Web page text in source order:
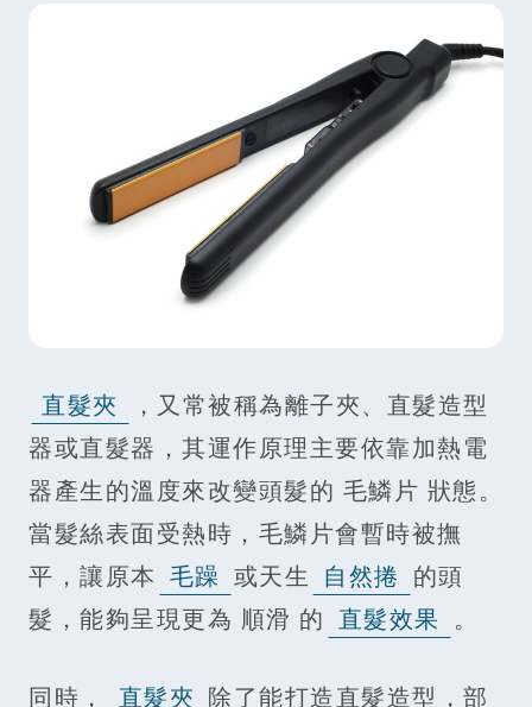
直髮夾
，又常被稱為離子夾、直髮造型
器或直髮器，其運作原理主要依靠加熱電
器產生的溫度來改變頭髮的 毛鱗片 狀態。
當髮絲表面受熱時，毛鱗片會暫時被撫
平，讓原本 毛躁 或天生 自然捲 的頭
髮，能夠呈現更為 順滑 的 直髮效果 。
同時， 直髮夾 除了能打造直髮造型，部